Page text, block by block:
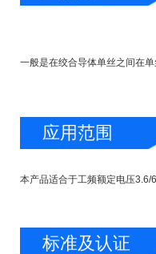
一般是在绞合导体单丝之间在
应用范围
本产品适合于工频额定电压
标准及认证